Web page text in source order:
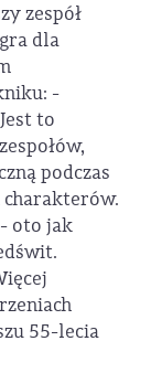
zespół
dla
-
to
podczas
charakterów.
oto jak
55-lecia